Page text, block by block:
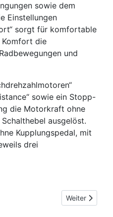
sowie dem
Einstellungen
sorgt für komfortable
Komfort die
und
sowie ein Stopp-
die Motorkraft ohne
ausgelöst.
Kupplungspedal, mit
drei
Nächster
Weiter